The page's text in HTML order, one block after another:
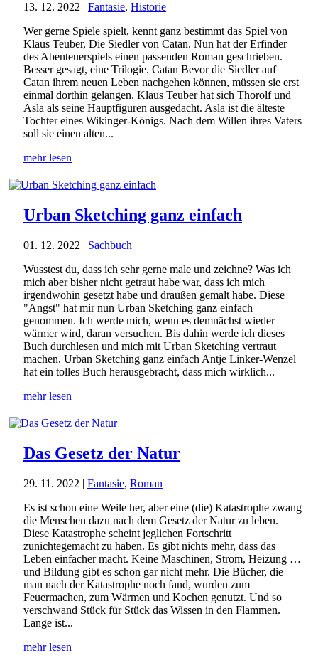
13. 12. 2022 | Fantasie, Historie
Wer gerne Spiele spielt, kennt ganz bestimmt das Spiel von
Klaus Teuber, Die Siedler von Catan. Nun hat der Erfinder
des Abenteuerspiels einen passenden Roman geschrieben.
Besser gesagt, eine Trilogie. Catan Bevor die Siedler auf
Catan ihrem neuen Leben nachgehen können, müssen sie erst
einmal dorthin gelangen. Klaus Teuber hat sich Thorolf und
Asla als seine Hauptfiguren ausgedacht. Asla ist die älteste
Tochter eines Wikinger-Königs. Nach dem Willen ihres Vaters
soll sie einen alten...
mehr lesen
Urban Sketching ganz einfach
01. 12. 2022 | Sachbuch
Wusstest du, dass ich sehr gerne male und zeichne? Was ich
mich aber bisher nicht getraut habe war, dass ich mich
irgendwohin gesetzt habe und draußen gemalt habe. Diese
"Angst" hat mir nun Urban Sketching ganz einfach
genommen. Ich werde mich, wenn es demnächst wieder
wärmer wird, daran versuchen. Bis dahin werde ich dieses
Buch durchlesen und mich mit Urban Sketching vertraut
machen. Urban Sketching ganz einfach Antje Linker-Wenzel
hat ein tolles Buch herausgebracht, dass mich wirklich...
mehr lesen
Das Gesetz der Natur
29. 11. 2022 | Fantasie, Roman
Es ist schon eine Weile her, aber eine (die) Katastrophe zwang
die Menschen dazu nach dem Gesetz der Natur zu leben.
Diese Katastrophe scheint jeglichen Fortschritt
zunichtegemacht zu haben. Es gibt nichts mehr, dass das
Leben einfacher macht. Keine Maschinen, Strom, Heizung …
und Bildung gibt es schon gar nicht mehr. Die Bücher, die
man nach der Katastrophe noch fand, wurden zum
Feuermachen, zum Wärmen und Kochen genutzt. Und so
verschwand Stück für Stück das Wissen in den Flammen.
Lange ist...
mehr lesen